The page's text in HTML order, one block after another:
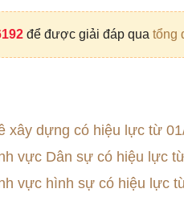
để được giải đáp qua tổng
xây dựng có hiệu lực từ
vực Dân sự có hiệu lực
vực hình sự có hiệu lực